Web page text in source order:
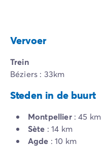
Vervoer
Trein
Béziers : 33km
Steden in de buurt
Montpellier: 45 km
Sète : 14 km
Agde : 10 km